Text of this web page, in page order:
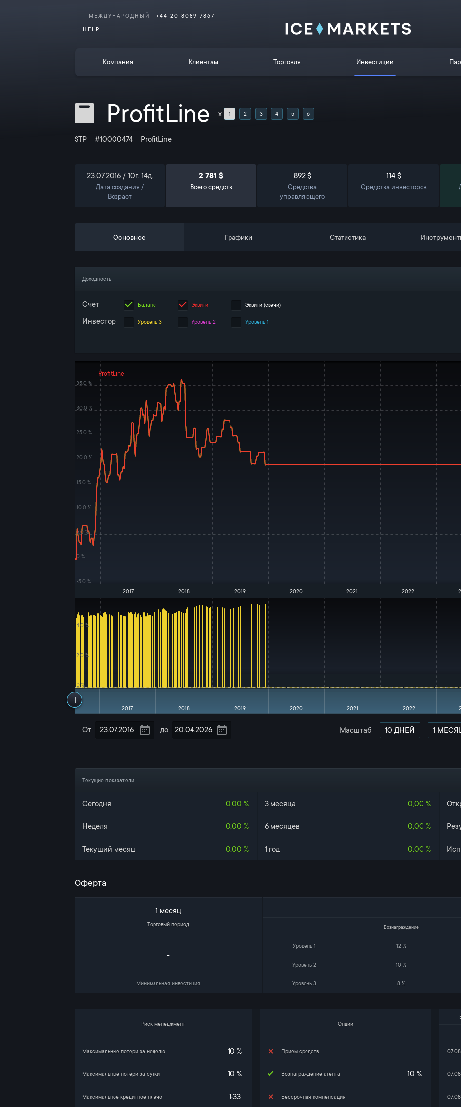
МЕЖДУНАРОДНЫЙ +44 20 8089 7867
HELP
Компания Клиентам Торговля Инвестиции
ProfitLine x 1 2 3 4 5 6
STP #10000474 ProfitLine
23.07.2016 / 10г. 14д.
Дата создания /
Возраст
2 781 $
Всего средств
892 $
Средства
управляющего
114 $
Средства инвесторов
Основное Графики Статистика
Доходность
Счет Баланс Эквити Эквити (свечи)
Инвестор Уровень 3 Уровень 2 Уровень 1
ProfitLine
2017 2018 2019 2020 2021 2022
-5.0 %
0 %
5.0 %
10.0 %
15.0 %
20.0 %
25.0 %
30.0 %
35.0 %
0 %
2.0 %
4.0 %
2017 2018 2019 2020 2021 2022
От до Масштаб
Текущие показатели
Сегодня 0,00 % 3 месяца 0,00 %
Неделя 0,00 % 6 месяцев 0,00 %
Текущий месяц 0,00 % 1 год 0,00 %
Оферта
1 месяц
Торговый период Вознаграждение
-
Уровень 1 12 %
Уровень 2 10 %
Минимальная инвестиция Уровень 3 8 %
Риск-менеджмент Опции
Максимальные потери за неделю 10 % Прием средств
10 %
Максимальные потери за сутки 10 % Вознаграждение агента
Максимальное кредитное плечо 1:33 Бессрочная компенсация